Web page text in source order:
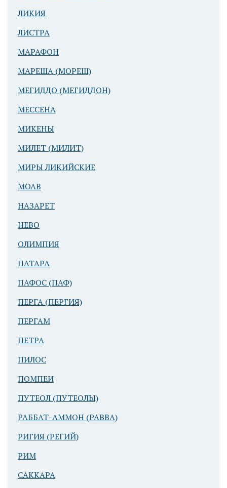
ЛИКИЯ
ЛИСТРА
МАРАФОН
МАРЕША (МОРЕШ)
МЕГИДДО (МЕГИДДОН)
МЕССЕНА
МИКЕНЫ
МИЛЕТ (МИЛИТ)
МИРЫ ЛИКИЙСКИЕ
МОАВ
НАЗАРЕТ
НЕВО
ОЛИМПИЯ
ПАТАРА
ПАФОС (ПАФ)
ПЕРГА (ПЕРГИЯ)
ПЕРГАМ
ПЕТРА
ПИЛОС
ПОМПЕИ
ПУТЕОЛ (ПУТЕОЛЫ)
РАББАТ-АММОН (РАВВА)
РИГИЯ (РЕГИЙ)
РИМ
САККАРА